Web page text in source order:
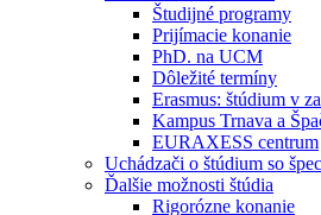
Študijné programy
Prijímacie konanie
PhD. na UCM
Dôležité termíny
Erasmus: štúdium v
Kampus Trnava a
EURAXESS centrum
Uchádzači o štúdium so
Ďalšie možnosti štúdia
Rigorózne konanie